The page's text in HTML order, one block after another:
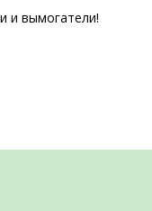
и вымогатели!